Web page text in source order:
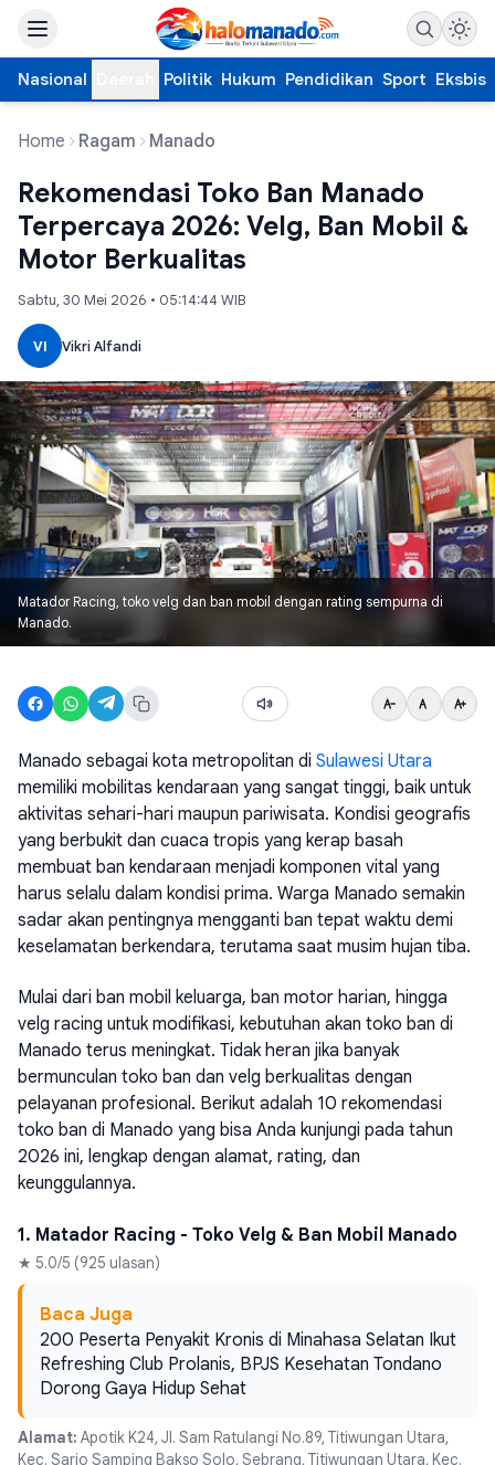
Nasional Politik Hukum Pendidikan Sport Eksbis
Home Ragam Manado
Rekomendasi Toko Ban Manado
Terpercaya 2026: Velg, Ban Mobil &
Motor Berkualitas
Sabtu, 30 Mei 2026 • 05:14:44 WIB
VI Vikri Alfandi
Matador Racing, toko velg dan ban mobil dengan rating sempurna di
Manado.
Manado sebagai kota metropolitan di Sulawesi Utara
memiliki mobilitas kendaraan yang sangat tinggi, baik untuk
aktivitas sehari-hari maupun pariwisata. Kondisi geografis
yang berbukit dan cuaca tropis yang kerap basah
membuat ban kendaraan menjadi komponen vital yang
harus selalu dalam kondisi prima. Warga Manado semakin
sadar akan pentingnya mengganti ban tepat waktu demi
keselamatan berkendara, terutama saat musim hujan tiba.
Mulai dari ban mobil keluarga, ban motor harian, hingga
velg racing untuk modifikasi, kebutuhan akan toko ban di
Manado terus meningkat. Tidak heran jika banyak
bermunculan toko ban dan velg berkualitas dengan
pelayanan profesional. Berikut adalah 10 rekomendasi
toko ban di Manado yang bisa Anda kunjungi pada tahun
2026 ini, lengkap dengan alamat, rating, dan
keunggulannya.
1. Matador Racing - Toko Velg & Ban Mobil Manado
★ 5.0/5 (925 ulasan)
Baca Juga
200 Peserta Penyakit Kronis di Minahasa Selatan Ikut
Refreshing Club Prolanis, BPJS Kesehatan Tondano
Dorong Gaya Hidup Sehat
Alamat: Apotik K24, Jl. Sam Ratulangi No.89, Titiwungan Utara,
Kec. Sario Samping Bakso Solo, Sebrang, Titiwungan Utara, Kec.